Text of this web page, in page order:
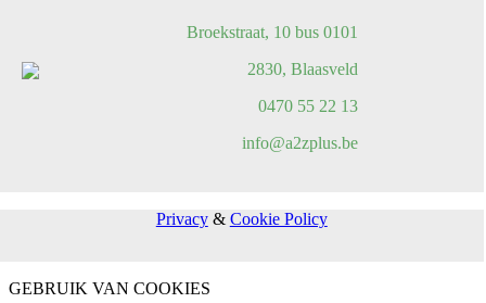
Broekstraat, 10 bus 0101
2830, Blaasveld
0470 55 22 13
info@a2zplus.be
Privacy& Cookie Policy
GEBRUIK VAN COOKIES